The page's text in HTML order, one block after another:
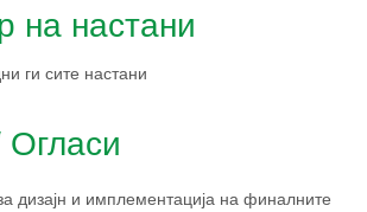
на настани
ги сите настани
дизајн и имплементација на финалните